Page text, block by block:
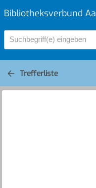
Bibliotheksverbund
Suchbegriff(e) eingeben
Trefferliste